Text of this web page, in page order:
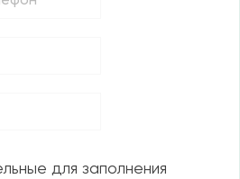
для заполнения